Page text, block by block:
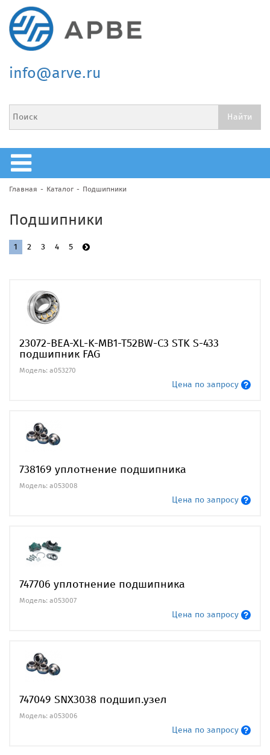
info@arve.ru
Главная Каталог Подшипники
Подшипники
1 2 3 4 5
23072-BEA-XL-K-MB1-T52BW-C3 STK S-433
подшипник FAG
Модель: a053270
Цена по запросу
738169 уплотнение подшипника
Модель: a053008
Цена по запросу
747706 уплотнение подшипника
Модель: a053007
Цена по запросу
747049 SNX3038 подшип.узел
Модель: a053006
Цена по запросу